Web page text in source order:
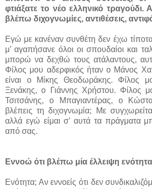
φτιάξατε το νέο ελληνικό τραγούδι.
βλέπω διχογνωμίες, αντιθέσεις,
Εγώ με κανέναν συνθέτη δεν έχω
μ’ αγαπήσανε όλοι οι σπουδαίοι και
μπορώ να δεχθώ τους ατάλαντους,
Φίλος μου αδερφικός ήταν ο Μάνος
είναι ο Μίκης Θεοδωράκης. Φίλος
Ξενάκης, ο Γιάννης Χρήστου. Φίλος
Τσιτσάνης, ο Μπαγιαντέρας, ο
βλέπεις τη διχογνωμία; Με
αλλά εγώ είμαι σ’ αυτά τα πράγματα
από σας.
Εννοώ ότι βλέπω μία έλλειψη
Ενότητα; Αν εννοείς ότι δεν